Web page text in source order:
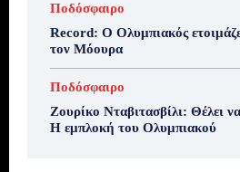
Ποδόσφαιρο
Record: Ο Ολυμπιακός
τον Μόουρα
Ποδόσφαιρο
Ζουρίκο Νταβιτασβίλι: Θέλει
Η εμπλοκή του Ολυμπιακού